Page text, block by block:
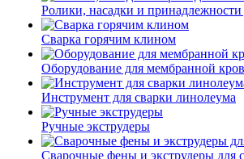
Ролики, насадки и
Сварка горячим клином
Оборудование для мембранной
Инструмент для сварки линолеума
Ручные экструдеры
Сварочные фены и экструдеры для